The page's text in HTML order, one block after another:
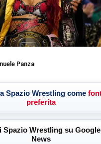
Panza
Spazio Wrestling come
preferita
Spazio Wrestling su Google
News